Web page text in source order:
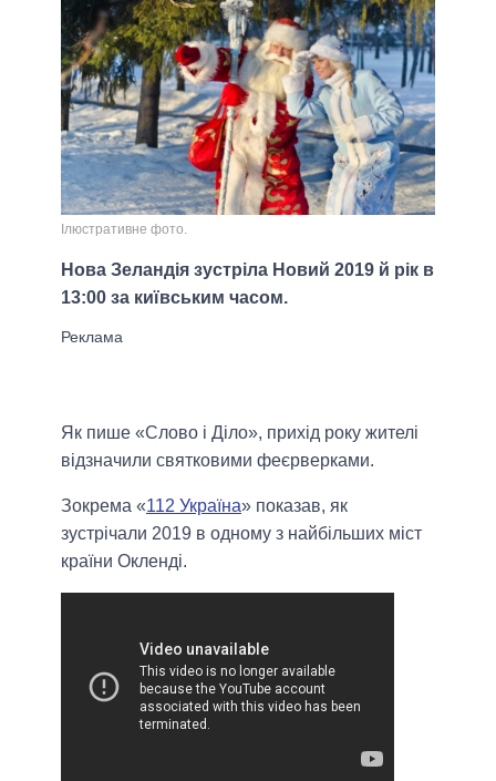
Ілюстративне фото.
Нова Зеландія зустріла Новий 2019 й рік в
13:00 за київським часом.
Як пише «Слово і Діло», прихід року жителі
відзначили святковими феєрверками.
Зокрема «112 Україна» показав, як
зустрічали 2019 в одному з найбільших міст
країни Окленді.